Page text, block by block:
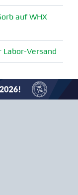
auf WHX
Labor-Versand